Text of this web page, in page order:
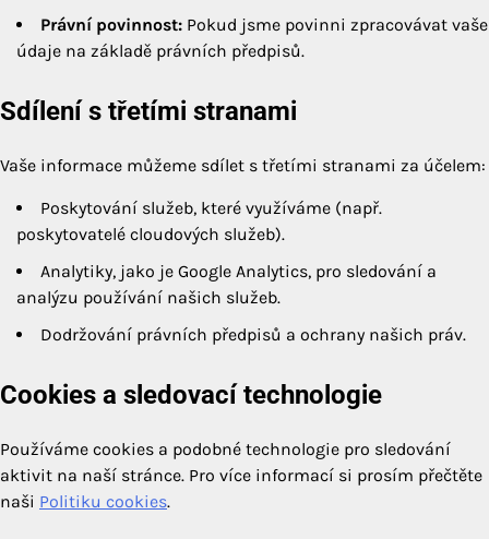
Právní povinnost: Pokud jsme povinni zpracovávat vaše
údaje na základě právních předpisů.
Sdílení s třetími stranami
Vaše informace můžeme sdílet s třetími stranami za účelem:
Poskytování služeb, které využíváme (např.
poskytovatelé cloudových služeb).
Analytiky, jako je Google Analytics, pro sledování a
analýzu používání našich služeb.
Dodržování právních předpisů a ochrany našich práv.
Cookies a sledovací technologie
Používáme cookies a podobné technologie pro sledování
aktivit na naší stránce. Pro více informací si prosím přečtěte
naši Politiku cookies.